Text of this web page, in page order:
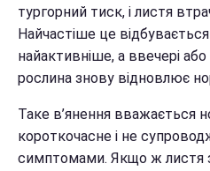
тургорний тиск, і листя
Найчастіше це
найактивніше, а ввечері
рослина знову відновлює
Таке в’янення вважається
короткочасне і не
симптомами. Якщо ж листя